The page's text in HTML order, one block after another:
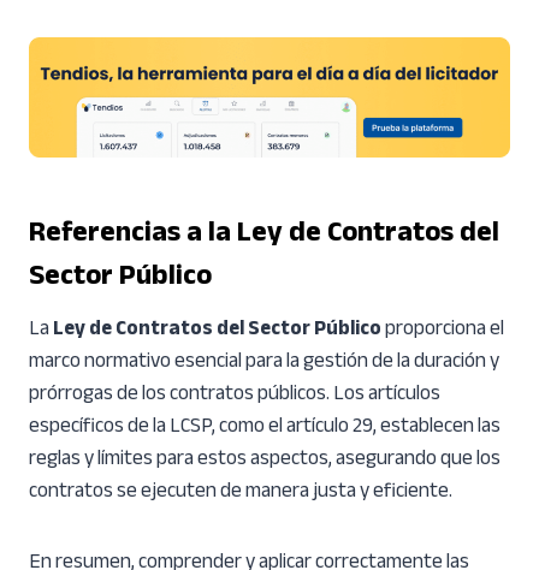
Referencias a la Ley de Contratos del
Sector Público
LaLey de Contratos del Sector Públicoproporciona el
marco normativo esencial para la gestión de la duración y
prórrogas de los contratos públicos. Los artículos
específicos de la LCSP, como el artículo 29, establecen las
reglas y límites para estos aspectos, asegurando que los
contratos se ejecuten de manera justa y eficiente.
En resumen, comprender y aplicar correctamente las